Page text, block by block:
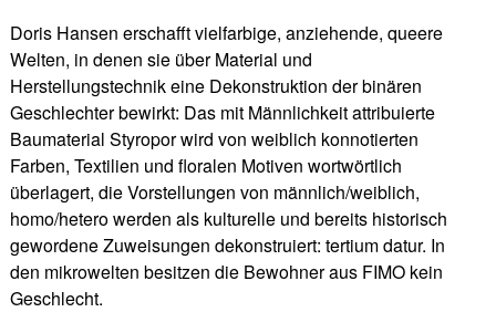
Doris Hansen erschafft vielfarbige, anziehende, queere
Welten, in denen sie über Material und
Herstellungstechnik eine Dekonstruktion der binären
Geschlechter bewirkt: Das mit Männlichkeit attribuierte
Baumaterial Styropor wird von weiblich konnotierten
Farben, Textilien und floralen Motiven wortwörtlich
überlagert, die Vorstellungen von männlich/weiblich,
homo/hetero werden als kulturelle und bereits historisch
gewordene Zuweisungen dekonstruiert: tertium datur. In
den mikrowelten besitzen die Bewohner aus FIMO kein
Geschlecht.